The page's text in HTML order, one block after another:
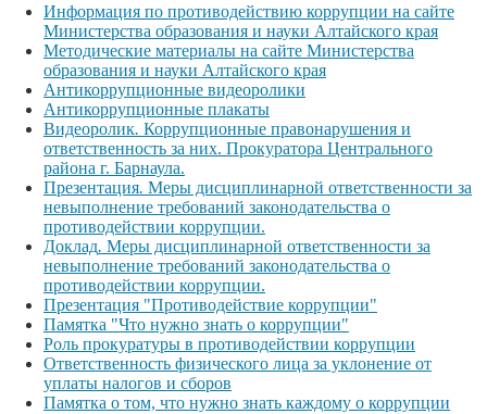
Информация по противодействию коррупции на сайте
Министерства образования и науки Алтайского края
Методические материалы на сайте Министерства
образования и науки Алтайского края
Антикоррупционные видеоролики
Антикоррупционные плакаты
Видеоролик. Коррупционные правонарушения и
ответственность за них. Прокуратора Центрального
района г. Барнаула.
Презентация. Меры дисциплинарной ответственности за
невыполнение требований законодательства о
противодействии коррупции.
Доклад. Меры дисциплинарной ответственности за
невыполнение требований законодательства о
противодействии коррупции.
Презентация "Противодействие коррупции"
Памятка "Что нужно знать о коррупции"
Роль прокуратуры в противодействии коррупции
Ответственность физического лица за уклонение от
уплаты налогов и сборов
Памятка о том, что нужно знать каждому о коррупции